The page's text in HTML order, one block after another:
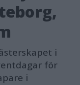
i
för
i